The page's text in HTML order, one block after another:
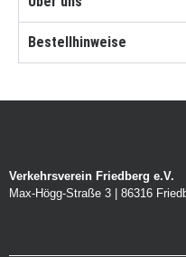
Bestellhinweise
Verkehrsverein Friedberg e.V.
Max-Högg-Straße 3 | 86316